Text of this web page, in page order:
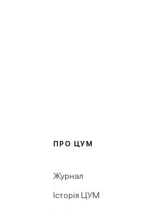
ПРО ЦУМ
Журнал
Історія ЦУМ